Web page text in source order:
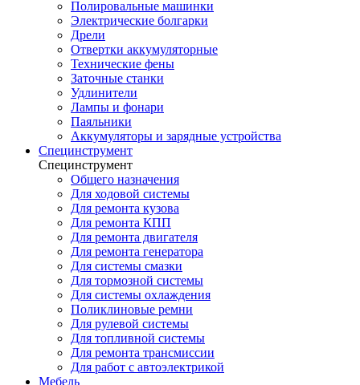
Полировальные машинки
Электрические болгарки
Дрели
Отвертки аккумуляторные
Технические фены
Заточные станки
Удлинители
Лампы и фонари
Паяльники
Аккумуляторы и зарядные устройства
Специнструмент
Специнструмент
Общего назначения
Для ходовой системы
Для ремонта кузова
Для ремонта КПП
Для ремонта двигателя
Для ремонта генератора
Для системы смазки
Для тормозной системы
Для системы охлаждения
Поликлиновые ремни
Для рулевой системы
Для топливной системы
Для ремонта трансмиссии
Для работ с автоэлектрикой
Мебель